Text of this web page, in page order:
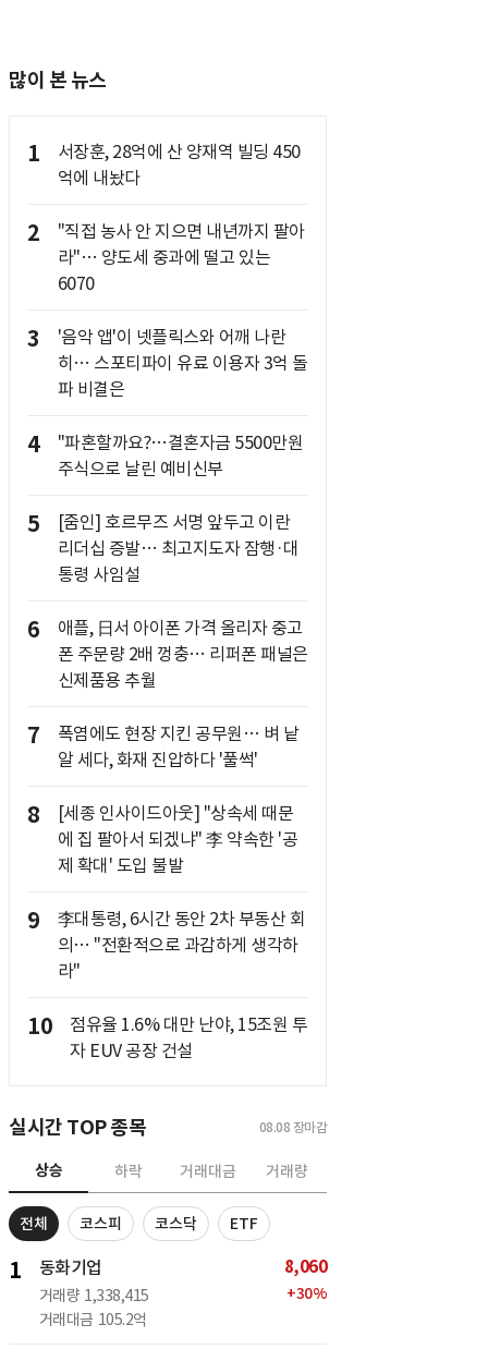
많이 본 뉴스
1
서장훈, 28억에 산 양재역 빌딩 450
억에 내놨다
2
"직접 농사 안 지으면 내년까지 팔아
라"… 양도세 중과에 떨고 있는
6070
3
'음악 앱'이 넷플릭스와 어깨 나란
히… 스포티파이 유료 이용자 3억 돌
파 비결은
4
"파혼할까요?…결혼자금 5500만원
주식으로 날린 예비신부
5
[줌인] 호르무즈 서명 앞두고 이란
리더십 증발… 최고지도자 잠행·대
통령 사임설
6
애플, 日서 아이폰 가격 올리자 중고
폰 주문량 2배 껑충… 리퍼폰 패널은
신제품용 추월
7
폭염에도 현장 지킨 공무원… 벼 낱
알 세다, 화재 진압하다 '풀썩'
8
[세종 인사이드아웃] "상속세 때문
에 집 팔아서 되겠냐" 李 약속한 '공
제 확대' 도입 불발
9
李대통령, 6시간 동안 2차 부동산 회
의… "전환적으로 과감하게 생각하
라"
10
점유율 1.6% 대만 난야, 15조원 투
자 EUV 공장 건설
실시간 TOP 종목 08.08 장마감
상승 하락 거래대금 거래량
전체 코스피 코스닥 ETF
1 동화기업
거래량 1,338,415
거래대금 105.2억
8,060
+30%